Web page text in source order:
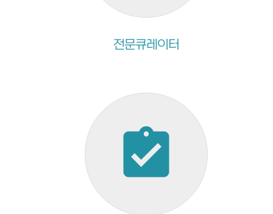
전문큐레이터
assignment_turned_in